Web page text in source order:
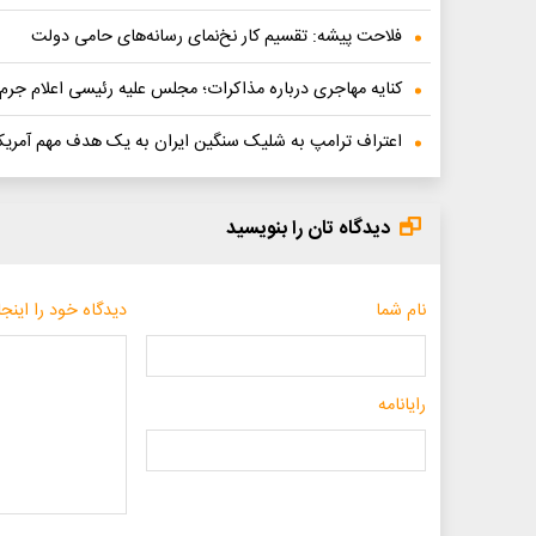
فلاحت پیشه: تقسیم کار نخ‌نمای رسانه‌های حامی دولت
کنایه مهاجری درباره مذاکرات؛ مجلس علیه رئیسی اعلام
اعتراف ترامپ به شلیک سنگین ایران به یک هدف مهم
دیدگاه تان را بنویسید
نام شما
رایانامه
دیدگاه خود را